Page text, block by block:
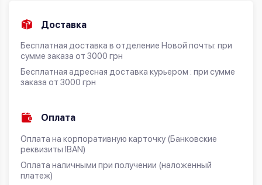
Доставка
Бесплатная доставка в отделение Новой почты: при
сумме заказа от 3000 грн
Бесплатная адресная доставка курьером : при сумме
заказа от 3000 грн
Оплата
Оплата на корпоративную карточку (Банковские
реквизиты IBAN)
Оплата наличными при получении (наложенный
платеж)